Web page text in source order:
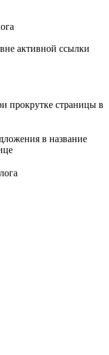
прокрутке страницы в
в название